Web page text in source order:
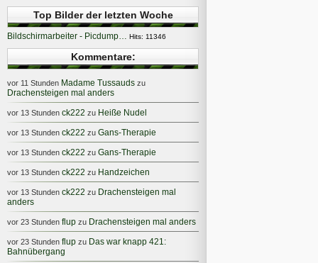
Top Bilder der letzten Woche
Bildschirmarbeiter - Picdump… Hits: 11346
Kommentare:
vor 11 Stunden Madame Tussauds zu
Drachensteigen mal anders
vor 13 Stunden ck222 zu Heiße Nudel
vor 13 Stunden ck222 zu Gans-Therapie
vor 13 Stunden ck222 zu Gans-Therapie
vor 13 Stunden ck222 zu Handzeichen
vor 13 Stunden ck222 zu Drachensteigen mal
anders
vor 23 Stunden flup zu Drachensteigen mal anders
vor 23 Stunden flup zu Das war knapp 421:
Bahnübergang